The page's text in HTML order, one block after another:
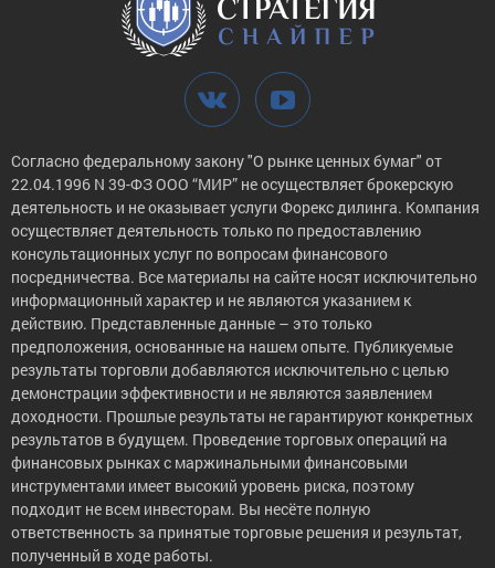
Согласно федеральному закону "О рынке ценных бумаг" от
22.04.1996 N 39-ФЗ ООО “МИР” не осуществляет брокерскую
деятельность и не оказывает услуги Форекс дилинга. Компания
осуществляет деятельность только по предоставлению
консультационных услуг по вопросам финансового
посредничества. Все материалы на сайте носят исключительно
информационный характер и не являются указанием к
действию. Представленные данные – это только
предположения, основанные на нашем опыте. Публикуемые
результаты торговли добавляются исключительно с целью
демонстрации эффективности и не являются заявлением
доходности. Прошлые результаты не гарантируют конкретных
результатов в будущем. Проведение торговых операций на
финансовых рынках с маржинальными финансовыми
инструментами имеет высокий уровень риска, поэтому
подходит не всем инвесторам. Вы несёте полную
ответственность за принятые торговые решения и результат,
полученный в ходе работы.